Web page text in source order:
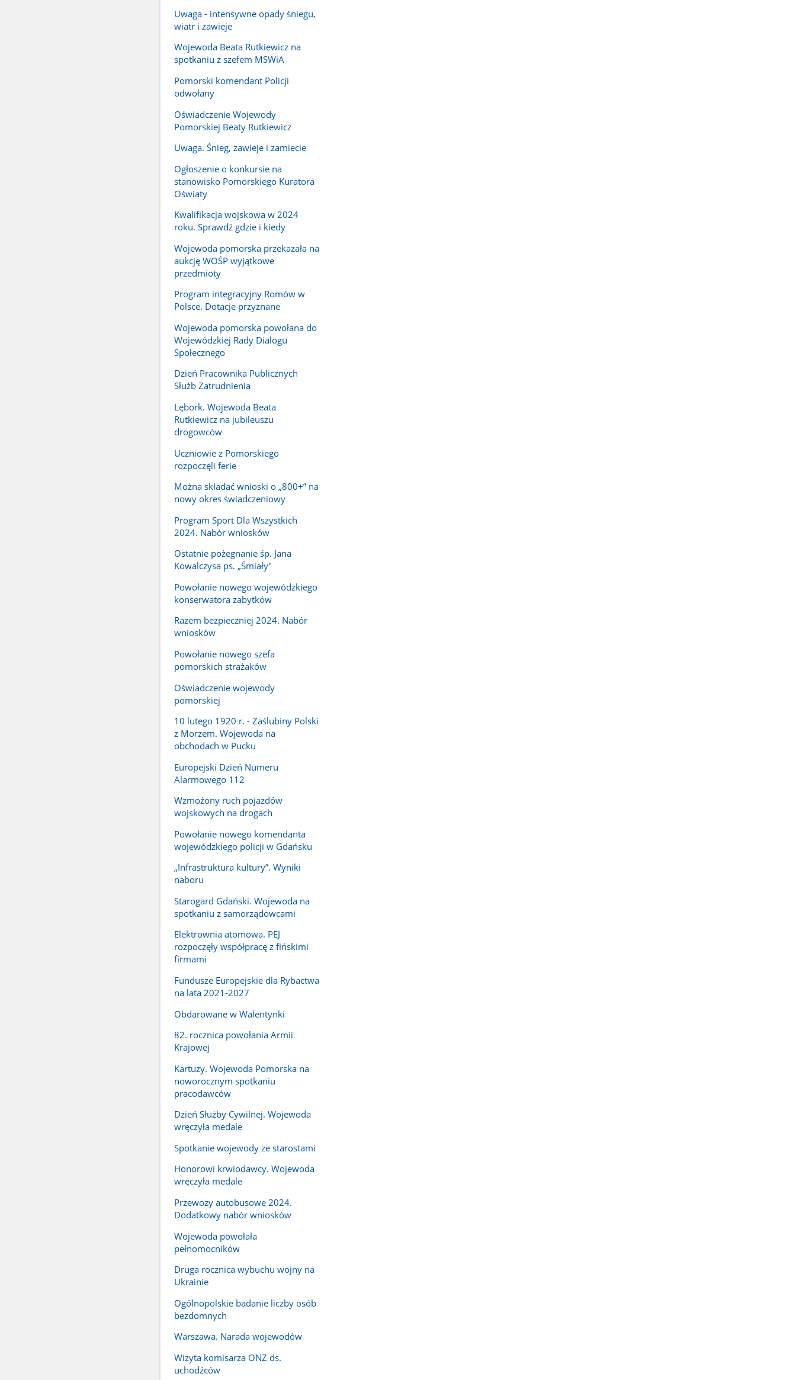
Uwaga - intensywne opady śniegu,
wiatr i zawieje
Wojewoda Beata Rutkiewicz na
spotkaniu z szefem MSWiA
Pomorski komendant Policji
odwołany
Oświadczenie Wojewody
Pomorskiej Beaty Rutkiewicz
Uwaga. Śnieg, zawieje i zamiecie
Ogłoszenie o konkursie na
stanowisko Pomorskiego Kuratora
Oświaty
Kwalifikacja wojskowa w 2024
roku. Sprawdź gdzie i kiedy
Wojewoda pomorska przekazała na
aukcję WOŚP wyjątkowe
przedmioty
Program integracyjny Romów w
Polsce. Dotacje przyznane
Wojewoda pomorska powołana do
Wojewódzkiej Rady Dialogu
Społecznego
Dzień Pracownika Publicznych
Służb Zatrudnienia
Lębork. Wojewoda Beata
Rutkiewicz na jubileuszu
drogowców
Uczniowie z Pomorskiego
rozpoczęli ferie
Można składać wnioski o „800+” na
nowy okres świadczeniowy
Program Sport Dla Wszystkich
2024. Nabór wniosków
Ostatnie pożegnanie śp. Jana
Kowalczysa ps. „Śmiały"
Powołanie nowego wojewódzkiego
konserwatora zabytków
Razem bezpieczniej 2024. Nabór
wniosków
Powołanie nowego szefa
pomorskich strażaków
Oświadczenie wojewody
pomorskiej
10 lutego 1920 r. - Zaślubiny Polski
z Morzem. Wojewoda na
obchodach w Pucku
Europejski Dzień Numeru
Alarmowego 112
Wzmożony ruch pojazdów
wojskowych na drogach
Powołanie nowego komendanta
wojewódzkiego policji w Gdańsku
„Infrastruktura kultury”. Wyniki
naboru
Starogard Gdański. Wojewoda na
spotkaniu z samorządowcami
Elektrownia atomowa. PEJ
rozpoczęły współpracę z fińskimi
firmami
Fundusze Europejskie dla Rybactwa
na lata 2021-2027
Obdarowane w Walentynki
82. rocznica powołania Armii
Krajowej
Kartuzy. Wojewoda Pomorska na
noworocznym spotkaniu
pracodawców
Dzień Służby Cywilnej. Wojewoda
wręczyła medale
Spotkanie wojewody ze starostami
Honorowi krwiodawcy. Wojewoda
wręczyła medale
Przewozy autobusowe 2024.
Dodatkowy nabór wniosków
Wojewoda powołała
pełnomocników
Druga rocznica wybuchu wojny na
Ukrainie
Ogólnopolskie badanie liczby osób
bezdomnych
Warszawa. Narada wojewodów
Wizyta komisarza ONZ ds.
uchodźców